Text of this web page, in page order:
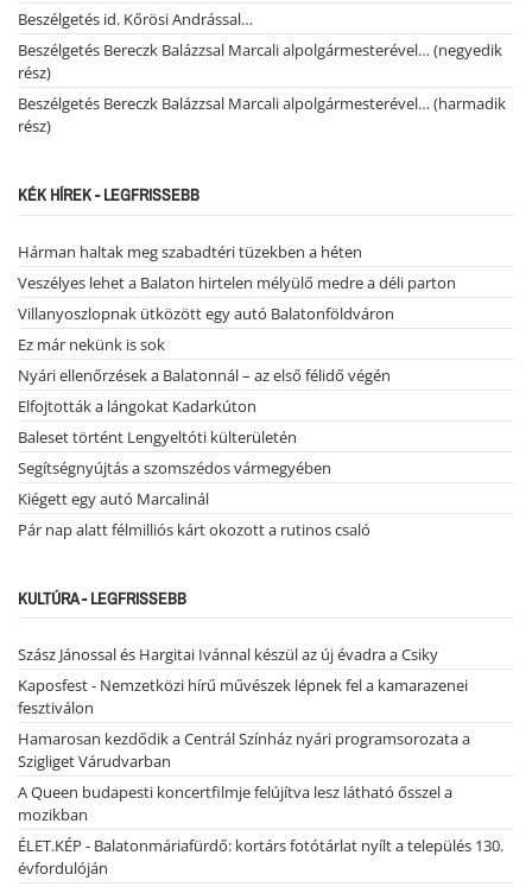
Beszélgetés id. Kőrösi Andrással…
Beszélgetés Bereczk Balázzsal Marcali alpolgármesterével… (negyedik
rész)
Beszélgetés Bereczk Balázzsal Marcali alpolgármesterével… (harmadik
rész)
KÉK HÍREK - LEGFRISSEBB
Hárman haltak meg szabadtéri tüzekben a héten
Veszélyes lehet a Balaton hirtelen mélyülő medre a déli parton
Villanyoszlopnak ütközött egy autó Balatonföldváron
Ez már nekünk is sok
Nyári ellenőrzések a Balatonnál – az első félidő végén
Elfojtották a lángokat Kadarkúton
Baleset történt Lengyeltóti külterületén
Segítségnyújtás a szomszédos vármegyében
Kiégett egy autó Marcalinál
Pár nap alatt félmilliós kárt okozott a rutinos csaló
KULTÚRA - LEGFRISSEBB
Szász Jánossal és Hargitai Ivánnal készül az új évadra a Csiky
Kaposfest - Nemzetközi hírű művészek lépnek fel a kamarazenei
fesztiválon
Hamarosan kezdődik a Centrál Színház nyári programsorozata a
Szigliget Várudvarban
A Queen budapesti koncertfilmje felújítva lesz látható ősszel a
mozikban
ÉLET.KÉP - Balatonmáriafürdő: kortárs fotótárlat nyílt a település 130.
évfordulóján